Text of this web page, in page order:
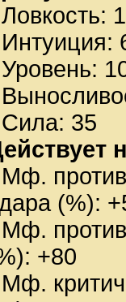
Ловкость:
Интуиция:
Уровень:
Сила: 35
Мф.
(%):
Мф.
+80
Мф.